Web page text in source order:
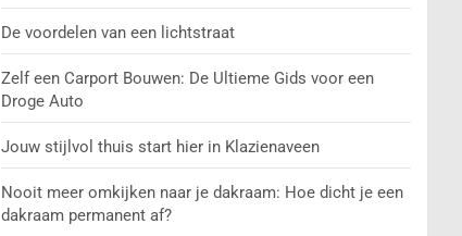
De voordelen van een lichtstraat
Zelf een Carport Bouwen: De Ultieme Gids voor een
Droge Auto
Jouw stijlvol thuis start hier in Klazienaveen
Nooit meer omkijken naar je dakraam: Hoe dicht je een
dakraam permanent af?